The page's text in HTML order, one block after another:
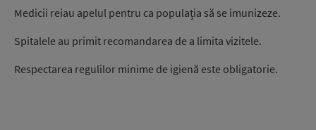
Medicii reiau apelul pentru ca populația să se imunizeze.
Spitalele au primit recomandarea de a limita vizitele.
Respectarea regulilor minime de igienă este obligatorie.